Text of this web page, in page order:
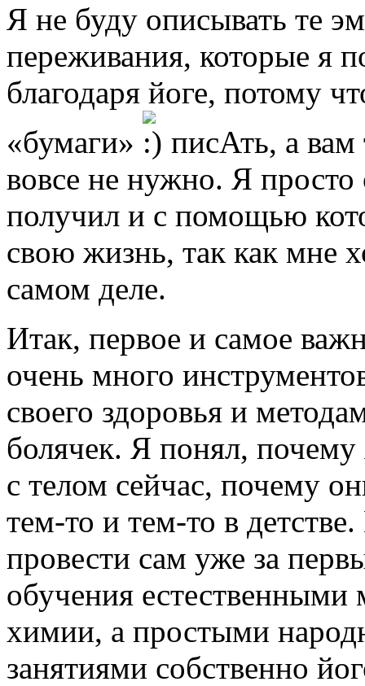
Я не буду описывать те
переживания, которые я
благодаря йоге, потому
«бумаги»
писАть, а вам
вовсе не нужно. Я
получил и с помощью
свою жизнь, так как мне
самом деле.
Итак, первое и самое
очень много
своего здоровья и
болячек. Я понял,
с телом сейчас, почему
тем-то и тем-то в
провести сам уже за
обучения естественными
химии, а простыми
занятиями собственно